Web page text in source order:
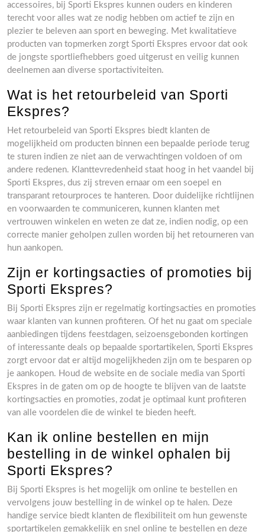
accessoires, bij Sporti Ekspres kunnen ouders en kinderen
terecht voor alles wat ze nodig hebben om actief te zijn en
plezier te beleven aan sport en beweging. Met kwalitatieve
producten van topmerken zorgt Sporti Ekspres ervoor dat ook
de jongste sportliefhebbers goed uitgerust en veilig kunnen
deelnemen aan diverse sportactiviteiten.
Wat is het retourbeleid van Sporti
Ekspres?
Het retourbeleid van Sporti Ekspres biedt klanten de
mogelijkheid om producten binnen een bepaalde periode terug
te sturen indien ze niet aan de verwachtingen voldoen of om
andere redenen. Klanttevredenheid staat hoog in het vaandel bij
Sporti Ekspres, dus zij streven ernaar om een soepel en
transparant retourproces te hanteren. Door duidelijke richtlijnen
en voorwaarden te communiceren, kunnen klanten met
vertrouwen winkelen en weten ze dat ze, indien nodig, op een
correcte manier geholpen zullen worden bij het retourneren van
hun aankopen.
Zijn er kortingsacties of promoties bij
Sporti Ekspres?
Bij Sporti Ekspres zijn er regelmatig kortingsacties en promoties
waar klanten van kunnen profiteren. Of het nu gaat om speciale
aanbiedingen tijdens feestdagen, seizoensgebonden kortingen
of interessante deals op bepaalde sportartikelen, Sporti Ekspres
zorgt ervoor dat er altijd mogelijkheden zijn om te besparen op
je aankopen. Houd de website en de sociale media van Sporti
Ekspres in de gaten om op de hoogte te blijven van de laatste
kortingsacties en promoties, zodat je optimaal kunt profiteren
van alle voordelen die de winkel te bieden heeft.
Kan ik online bestellen en mijn
bestelling in de winkel ophalen bij
Sporti Ekspres?
Bij Sporti Ekspres is het mogelijk om online te bestellen en
vervolgens jouw bestelling in de winkel op te halen. Deze
handige service biedt klanten de flexibiliteit om hun gewenste
sportartikelen gemakkelijk en snel online te bestellen en deze